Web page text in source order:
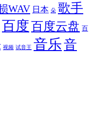
WAV 日本 朵 歌手
百度百度云盘 百
视频 试音王 音乐音